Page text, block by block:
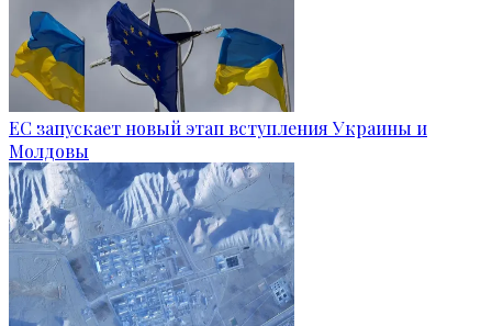
ЕС запускает новый этап вступления Украины и
Молдовы